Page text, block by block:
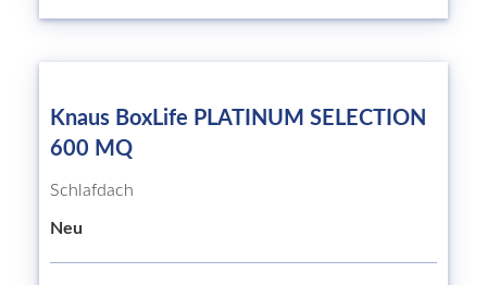
Knaus BoxLife PLATINUM SELECTION
600 MQ
Schlafdach
Neu